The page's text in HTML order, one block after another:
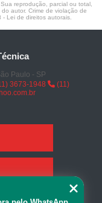
reprodução, parcial ou total,
autor. Crime de violação de
- Lei de direitos autorais
Paulo - SP
3673-1948
(11)